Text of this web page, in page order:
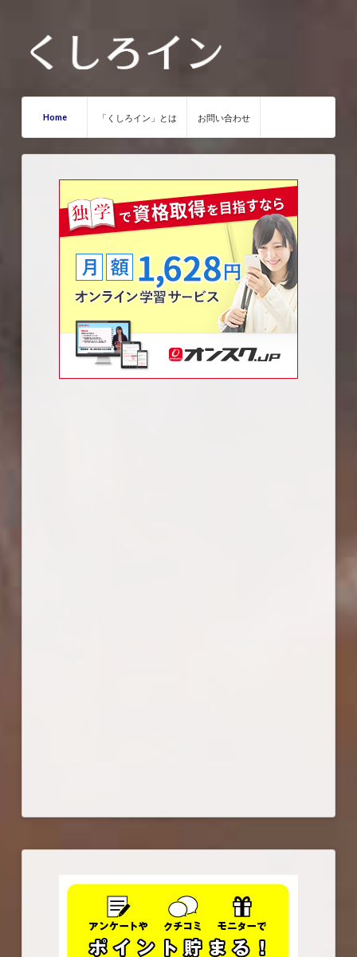
Home 「くしろイン」とは お問い合わせ